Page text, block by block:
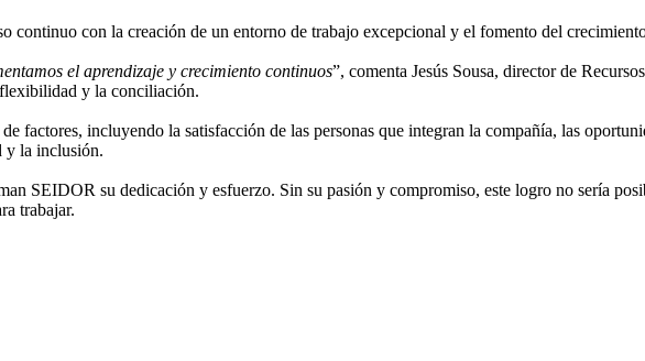
continuo con la creación de un entorno de trabajo excepcional y el fomento del
el aprendizaje y crecimiento continuos”, comenta Jesús Sousa, director de
y la conciliación.
factores, incluyendo la satisfacción de las personas que integran la compañía, las
y la inclusión.
SEIDOR su dedicación y esfuerzo. Sin su pasión y compromiso, este logro no sería
trabajar.